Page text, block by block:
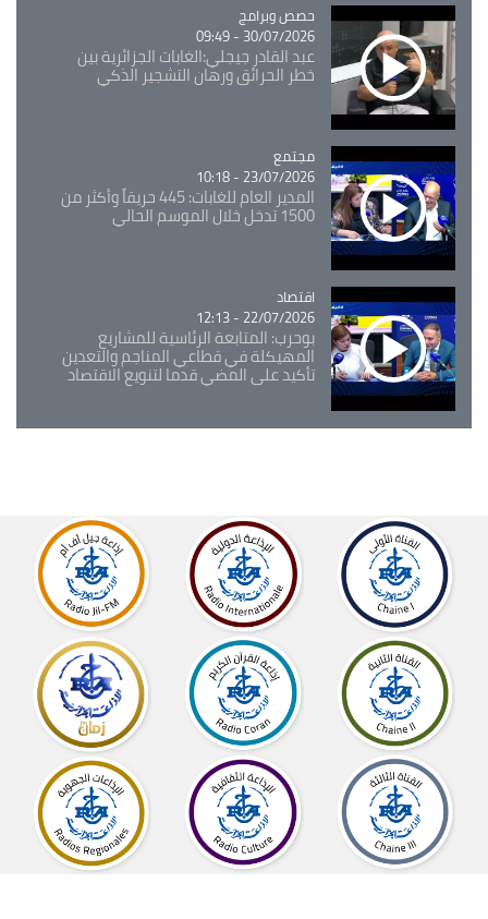
Catégorie
حصص وبرامج
30/07/2026 - 09:49
عبد القادر جيجلي:الغابات الجزائرية بين
خطر الحرائق ورهان التشجير الذكي
Catégorie
مجتمع
23/07/2026 - 10:18
المدير العام للغابات: 445 حريقاً وأكثر من
1500 تدخل خلال الموسم الحالي
Catégorie
اقتصاد
22/07/2026 - 12:13
بوحرب: المتابعة الرئاسية للمشاريع
المهيكلة في قطاعي المناجم والتعدين
تأكيد على المضي قدما لتنويع الاقتصاد